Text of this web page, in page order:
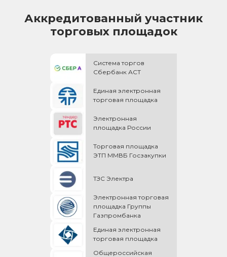
Аккредитованный участник
торговых площадок
Система торгов
Сбербанк АСТ
Единая электронная
торговая площадка
Электронная
площадка России
Торговая площадка
ЭТП ММВБ Госзакупки
ТЗС Электра
Электронная торговая
площадка Группы
Газпромбанка
Единая электронная
торговая площадка
Общероссийская